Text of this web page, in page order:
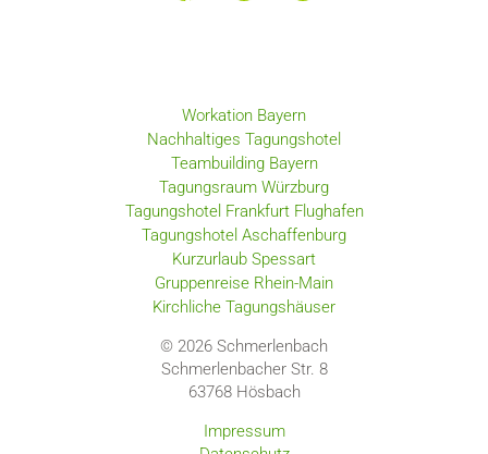
Workation Bayern
Nachhaltiges Tagungshotel
Teambuilding Bayern
Tagungsraum Würzburg
Tagungshotel Frankfurt Flughafen
Tagungshotel Aschaffenburg
Kurzurlaub Spessart
Gruppenreise Rhein-Main
Kirchliche Tagungshäuser
© 2026 Schmerlenbach
Schmerlenbacher Str. 8
63768Hösbach
Impressum